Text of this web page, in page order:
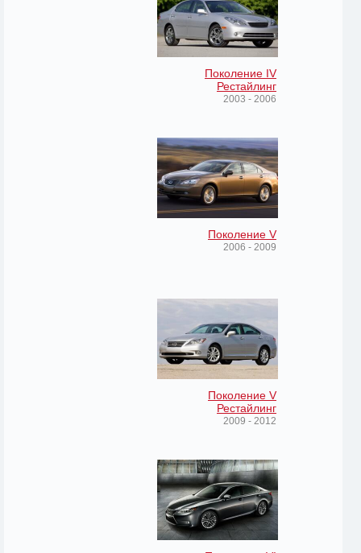
Поколение IV
Рестайлинг
2003 - 2006
Поколение V
2006 - 2009
Поколение V
Рестайлинг
2009 - 2012